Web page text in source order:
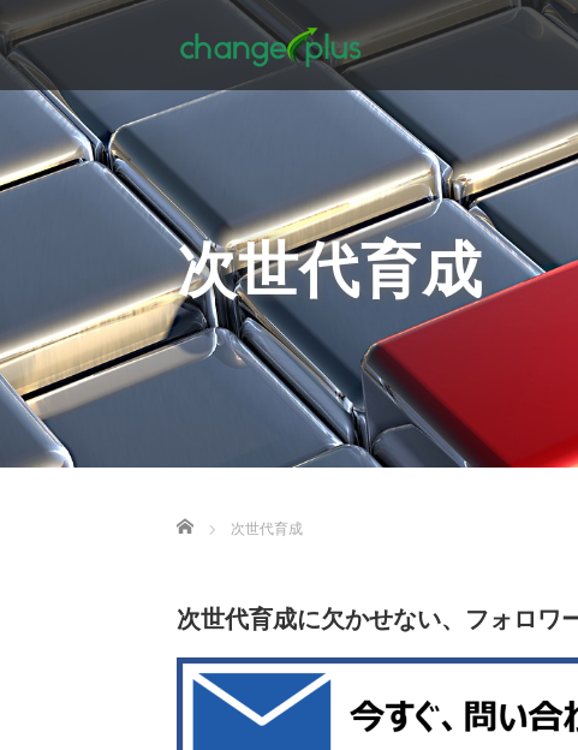
次世代育成
Home 次世代育成
次世代育成に欠かせない、フォロワ